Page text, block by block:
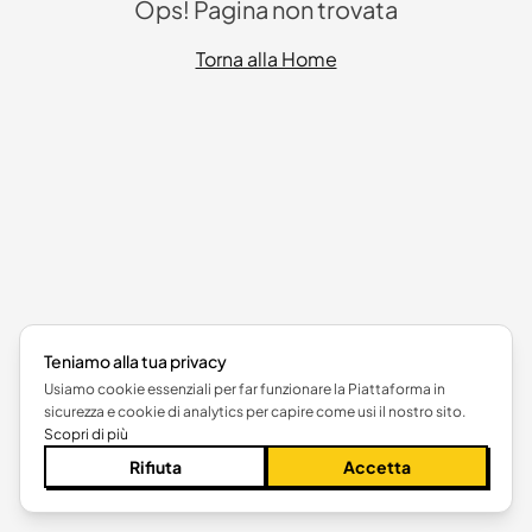
Ops! Pagina non trovata
Torna alla Home
Teniamo alla tua privacy
Usiamo cookie essenziali per far funzionare la Piattaforma in
sicurezza e cookie di analytics per capire come usi il nostro sito.
Scopri di più
Rifiuta Accetta